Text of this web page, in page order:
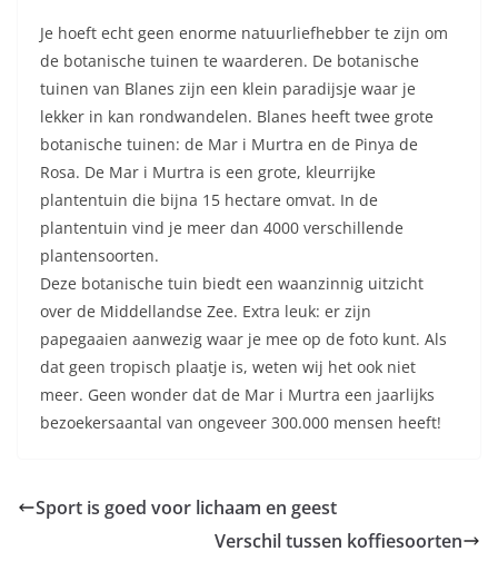
Je hoeft echt geen enorme natuurliefhebber te zijn om
de botanische tuinen te waarderen. De botanische
tuinen van Blanes zijn een klein paradijsje waar je
lekker in kan rondwandelen. Blanes heeft twee grote
botanische tuinen: de Mar i Murtra en de Pinya de
Rosa. De Mar i Murtra is een grote, kleurrijke
plantentuin die bijna 15 hectare omvat. In de
plantentuin vind je meer dan 4000 verschillende
plantensoorten.
Deze botanische tuin biedt een waanzinnig uitzicht
over de Middellandse Zee. Extra leuk: er zijn
papegaaien aanwezig waar je mee op de foto kunt. Als
dat geen tropisch plaatje is, weten wij het ook niet
meer. Geen wonder dat de Mar i Murtra een jaarlijks
bezoekersaantal van ongeveer 300.000 mensen heeft!
Sport is goed voor lichaam en geest
Verschil tussen koffiesoorten